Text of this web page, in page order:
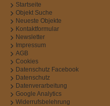
Startseite
Objekt Suche
Neueste Objekte
Kontaktformular
Newsletter
Impressum
AGB
Cookies
Datenschutz Facebook
Datenschutz
Datenverarbeitung
Google Analytics
Widerrufsbelehrung